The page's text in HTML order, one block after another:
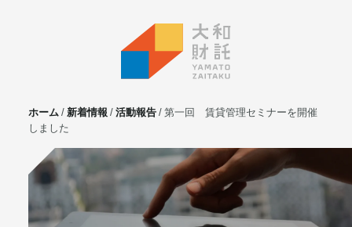
サービス
不動産投資
⼟地活⽤
ホーム 新着情報 活動報告 第一回 賃貸管理セミナーを開催
しました